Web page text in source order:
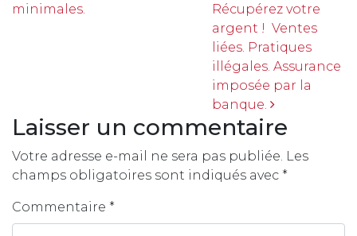
minimales.
Récupérez votre
argent ! Ventes
liées. Pratiques
illégales. Assurance
imposée par la
banque.
Laisser un commentaire
Votre adresse e-mail ne sera pas publiée. Les
champs obligatoires sont indiqués avec *
Commentaire *